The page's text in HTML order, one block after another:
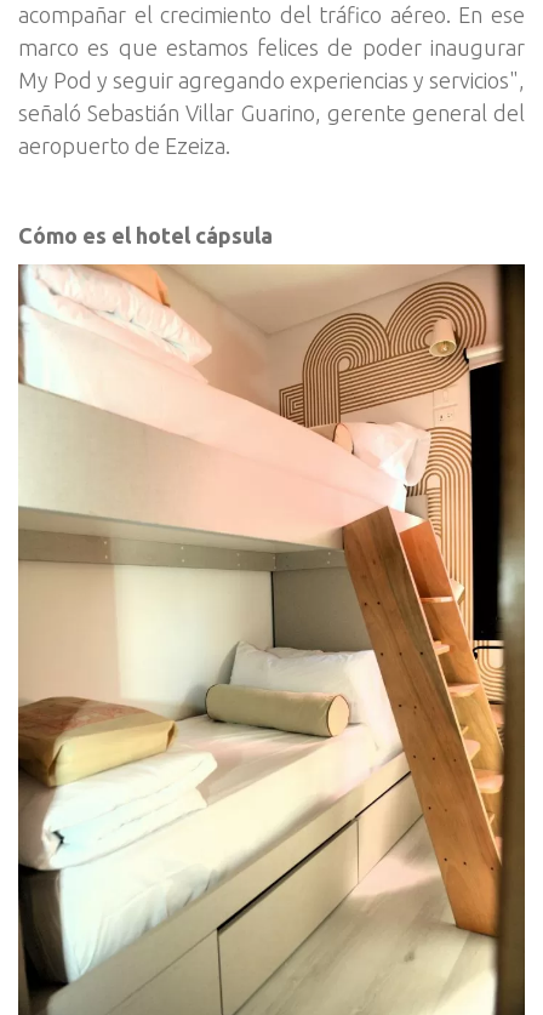
acompañar el crecimiento del tráfico aéreo. En ese
marco es que estamos felices de poder inaugurar
My Pod y seguir agregando experiencias y servicios",
señaló Sebastián Villar Guarino, gerente general del
aeropuerto de Ezeiza.
Cómo es el hotel cápsula